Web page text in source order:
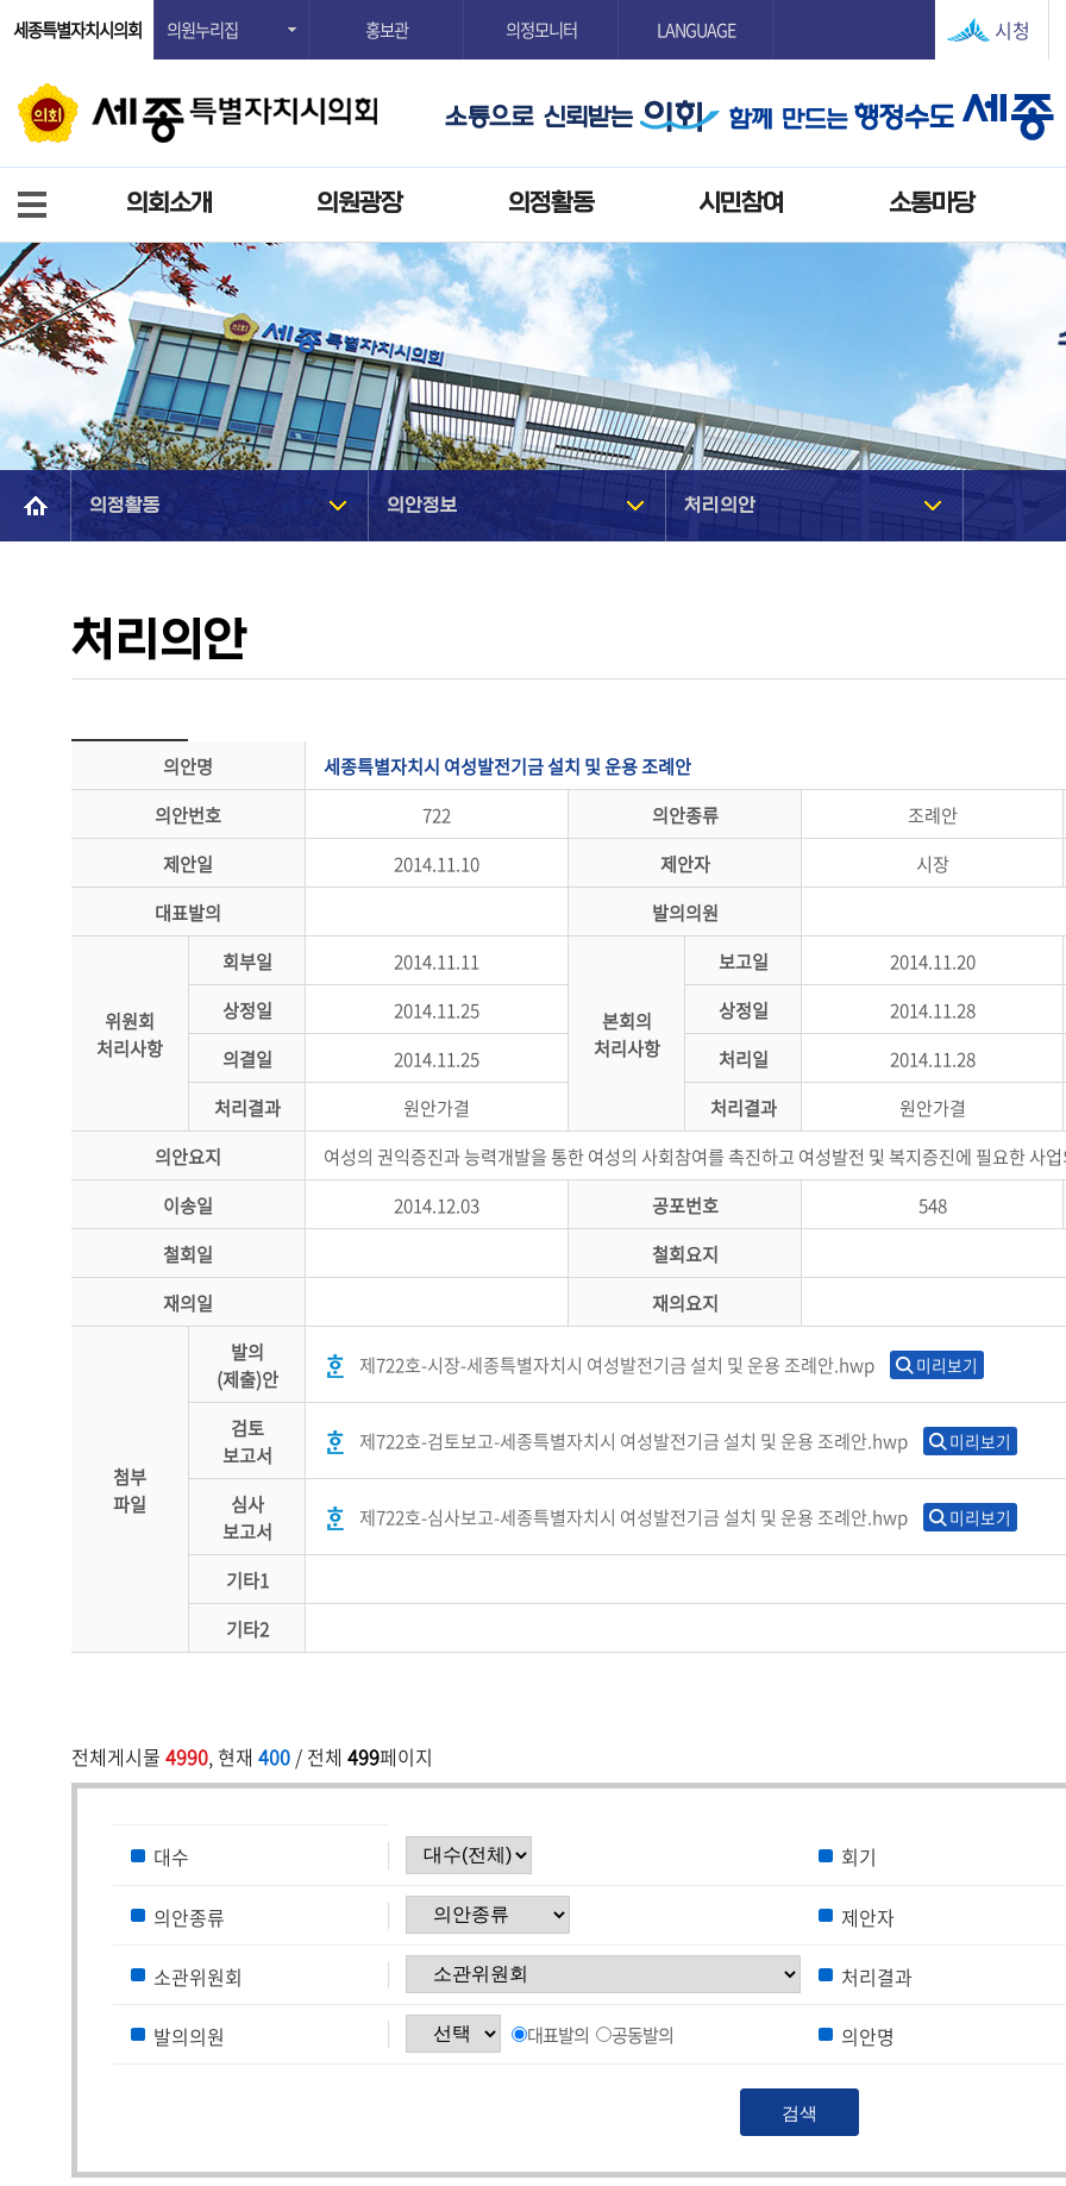
세종특별자치시의회 의원누리집 홍보관 의정모니터 LANGUAGE 시청
의회소개 의원광장 의정활동 시민참여 소통마당
의정활동 의안정보 처리의안
처리의안
의안명
세종특별자치시 여성발전기금 설치 및 운용 조례안
의안번호
722 의안종류
조례안
제안일
2014.11.10 제안자
시장
대표발의
발의의원
위원회
처리사항
회부일 2014.11.11
본회의
처리사항
보고일
2014.11.20
상정일
2014.11.25 상정일
2014.11.28
의결일
2014.11.25 처리일
2014.11.28
처리결과
원안가결 처리결과
원안가결
의안요지
여성의 권익증진과 능력개발을 통한 여성의 사회참여를 촉진하고 여성발전 및 복지증진에 필요한 사
이송일
2014.12.03 공포번호
548
철회일
철회요지
재의일
재의요지
첨부
파일
발의
(제출)안
제722호-시장-세종특별자치시 여성발전기금 설치 및 운용 조례안.hwp 미리보기
검토
보고서
제722호-검토보고-세종특별자치시 여성발전기금 설치 및 운용 조례안.hwp 미리보기
심사
보고서
제722호-심사보고-세종특별자치시 여성발전기금 설치 및 운용 조례안.hwp 미리보기
기타1
기타2
전체게시물 4990, 현재 400 / 전체 499페이지
대수 회기
의안종류 제안자
소관위원회 처리결과
발의의원 대표발의 공동발의 의안명